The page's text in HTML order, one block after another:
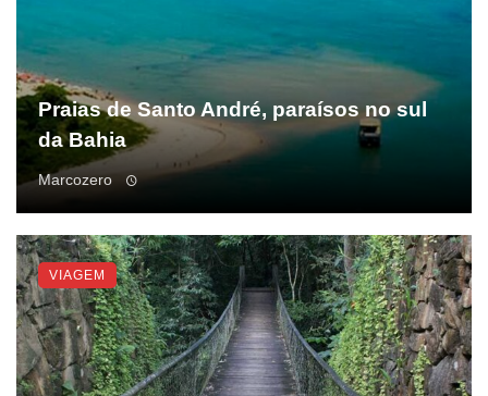
Praias de Santo André, paraísos no sul
da Bahia
Marcozero
VIAGEM